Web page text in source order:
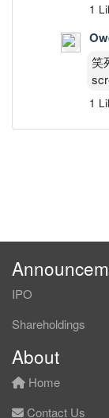
1
笑
1
IPO
Shareholdings
About
Home
Contact Us